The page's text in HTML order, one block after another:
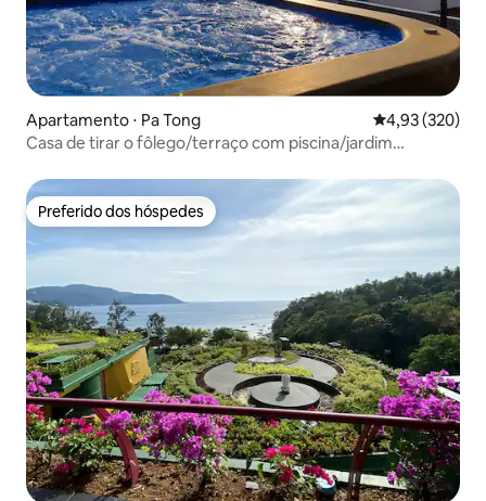
Apartamento ⋅ Pa Tong 4,93 de uma
4,93 (320)
Casa de tirar o fôlego/terraço com piscina/jardim
Preferido dos hóspedes
Preferido dos hóspedes